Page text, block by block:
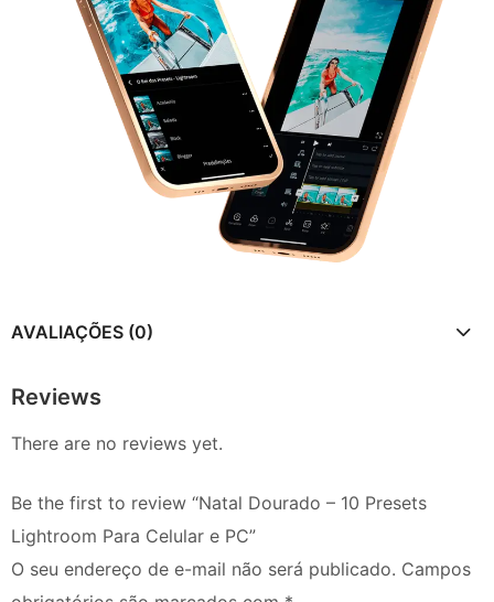
AVALIAÇÕES (0)
Reviews
There are no reviews yet.
Be the first to review “Natal Dourado – 10 Presets
Lightroom Para Celular e PC”
O seu endereço de e-mail não será publicado. Campos